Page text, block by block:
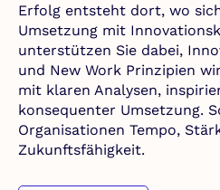
Erfolg entsteht dort, wo
Umsetzung mit
unterstützen Sie dabei,
und New Work Prinzipien
mit klaren Analysen,
konsequenter Umsetzung.
Organisationen Tempo,
Zukunftsfähigkeit.